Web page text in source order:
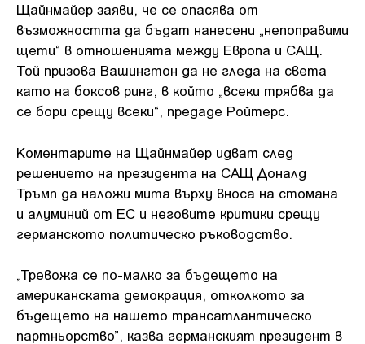
Щайнмайер заяви, че се опасява от
възможността да бъдат нанесени „непоправими
щети“ в отношенията между Европа и САЩ.
Той призова Вашингтон да не гледа на света
като на боксов ринг, в който „всеки трябва да
се бори срещу всеки“, предаде Ройтерс.
Коментарите на Щайнмайер идват след
решението на президента на САЩ Доналд
Тръмп да наложи мита върху вноса на стомана
и алуминий от ЕС и неговите критики срещу
германското политическо ръководство.
„Тревожа се по-малко за бъдещето на
американската демокрация, отколкото за
бъдещето на нашето трансатлантическо
партньорство”, казва германският президент в